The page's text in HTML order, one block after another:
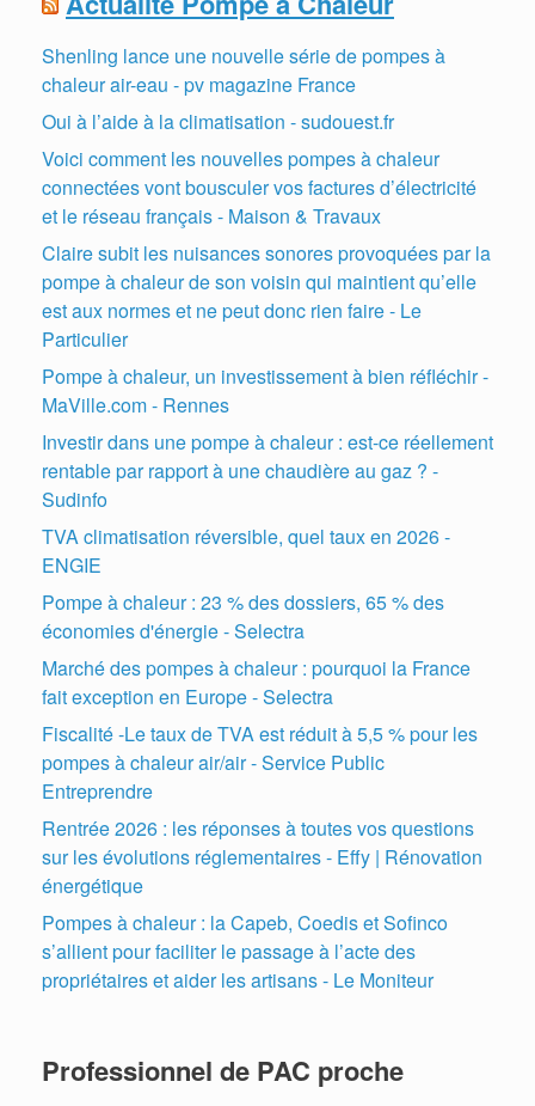
Shenling lance une nouvelle série de pompes à
chaleur air-eau - pv magazine France
Oui à l’aide à la climatisation - sudouest.fr
Voici comment les nouvelles pompes à chaleur
connectées vont bousculer vos factures d’électricité
et le réseau français - Maison & Travaux
Claire subit les nuisances sonores provoquées par la
pompe à chaleur de son voisin qui maintient qu’elle
est aux normes et ne peut donc rien faire - Le
Particulier
Pompe à chaleur, un investissement à bien réfléchir -
MaVille.com - Rennes
Investir dans une pompe à chaleur : est-ce réellement
rentable par rapport à une chaudière au gaz ? -
Sudinfo
TVA climatisation réversible, quel taux en 2026 -
ENGIE
Pompe à chaleur : 23 % des dossiers, 65 % des
économies d'énergie - Selectra
Marché des pompes à chaleur : pourquoi la France
fait exception en Europe - Selectra
Fiscalité -Le taux de TVA est réduit à 5,5 % pour les
pompes à chaleur air/air - Service Public
Entreprendre
Rentrée 2026 : les réponses à toutes vos questions
sur les évolutions réglementaires - Effy | Rénovation
énergétique
Pompes à chaleur : la Capeb, Coedis et Sofinco
s’allient pour faciliter le passage à l’acte des
propriétaires et aider les artisans - Le Moniteur
Professionnel de PAC proche